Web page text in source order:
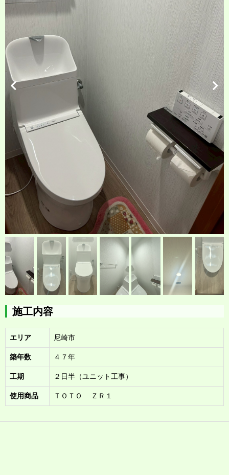
施工内容
エリア 尼崎市
築年数 ４７年
工期 ２日半（ユニット工事）
使用商品 ＴＯＴＯ ＺＲ１